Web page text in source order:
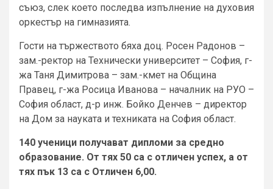
съюз, слек което последва изпълнение на духовия
оркестър на гимназията.
Гости на тържеството бяха доц. Росен Радонов –
зам.-ректор на Технически университет – София, г-
жа Таня Димитрова – зам.-кмет на Община
Правец, г-жа Росица Иванова – началник на РУО –
София област, д-р инж. Бойко Денчев – директор
на Дом за науката и техниката на София област.
140 ученици получават дипломи за средно
образование. От тях 50 са с отличен успех, а от
тях пък 13 са с Отличен 6,00.